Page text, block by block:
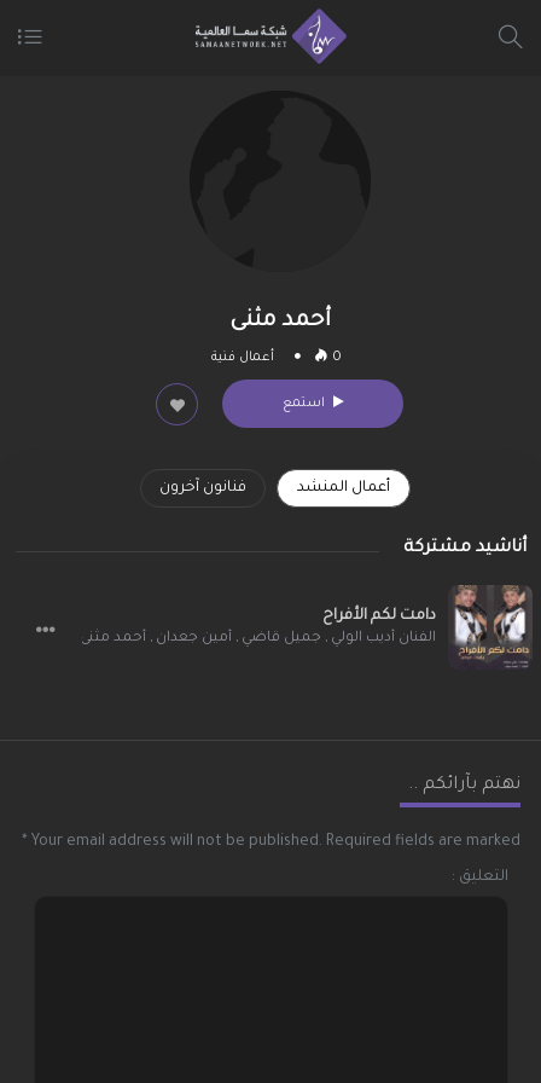
أحمد مثنى
0 أعمال فنية
استمع
أعمال المنشد فنانون آخرون
أناشيد مشتركة
دامت لكم الأفراح
الفنان أديب الولي , جميل قاضي , أمين جعدان , أحمد مثنى
نهتم بآرائكم ..
Your email address will not be published. Required fields are marked
*
التعليق :